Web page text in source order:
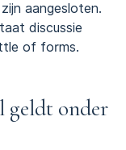
aangesloten.
discussie
of forms.
geldt onder